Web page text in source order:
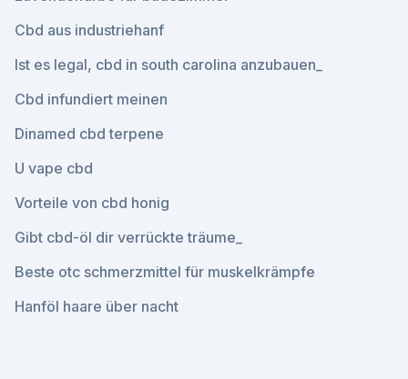
Cbd aus industriehanf
Ist es legal, cbd in south carolina anzubauen_
Cbd infundiert meinen
Dinamed cbd terpene
U vape cbd
Vorteile von cbd honig
Gibt cbd-öl dir verrückte träume_
Beste otc schmerzmittel für muskelkrämpfe
Hanföl haare über nacht